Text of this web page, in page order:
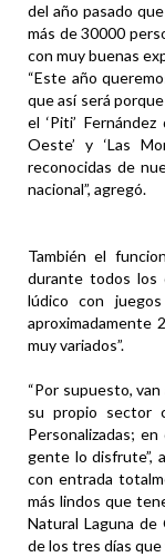
del año pasado
más de 30000
con muy buenas
“Este año
que así será
el ‘Piti’
Oeste’ y ‘Las
reconocidas de
nacional”, agregó.
También el
durante todos los
lúdico con
aproximadamente
muy variados”.
“Por supuesto,
su propio sector
Personalizadas;
gente lo disfrute”,
con entrada
más lindos que
Natural Laguna
de los tres días